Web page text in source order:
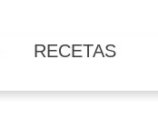
RECETAS